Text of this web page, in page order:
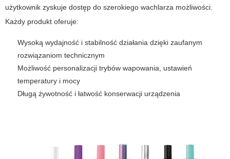
użytkownik zyskuje dostęp do szerokiego wachlarza możliwości.
Każdy produkt oferuje:
Wysoką wydajność i stabilność działania dzięki zaufanym
rozwiązaniom technicznym
Możliwość personalizacji trybów wapowania, ustawień
temperatury i mocy
Długą żywotność i łatwość konserwacji urządzenia